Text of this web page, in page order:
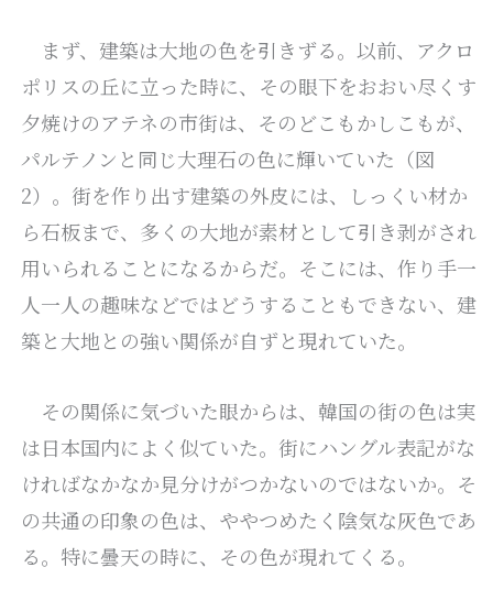
まず、建築は大地の色を引きずる。以前、アクロ
ポリスの丘に立った時に、その眼下をおおい尽くす
夕焼けのアテネの市街は、そのどこもかしこもが、
パルテノンと同じ大理石の色に輝いていた（図
2）。街を作り出す建築の外皮には、しっくい材か
ら石板まで、多くの大地が素材として引き剥がされ
用いられることになるからだ。そこには、作り手一
人一人の趣味などではどうすることもできない、建
築と大地との強い関係が自ずと現れていた。
その関係に気づいた眼からは、韓国の街の色は実
は日本国内によく似ていた。街にハングル表記がな
ければなかなか見分けがつかないのではないか。そ
の共通の印象の色は、ややつめたく陰気な灰色であ
る。特に曇天の時に、その色が現れてくる。